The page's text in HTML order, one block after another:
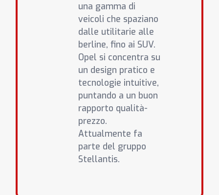
una gamma di
veicoli che spaziano
dalle utilitarie alle
berline, fino ai SUV.
Opel si concentra su
un design pratico e
tecnologie intuitive,
puntando a un buon
rapporto qualità-
prezzo.
Attualmente fa
parte del gruppo
Stellantis.